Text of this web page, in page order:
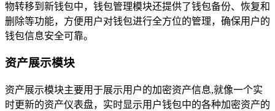
物转移到新钱包中，钱包管理模块还提供了钱包备份、恢复和
删除等功能，方便用户对钱包进行全方位的管理，确保用户的
钱包信息安全可靠。
资产展示模块
资产展示模块主要用于展示用户的加密资产信息,就像一个实
时更新的资产仪表盘，实时显示用户钱包中的各种加密资产的